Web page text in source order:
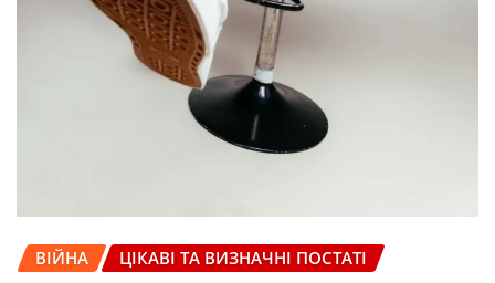
ВІЙНА ЦІКАВІ ТА ВИЗНАЧНІ ПОСТАТІ